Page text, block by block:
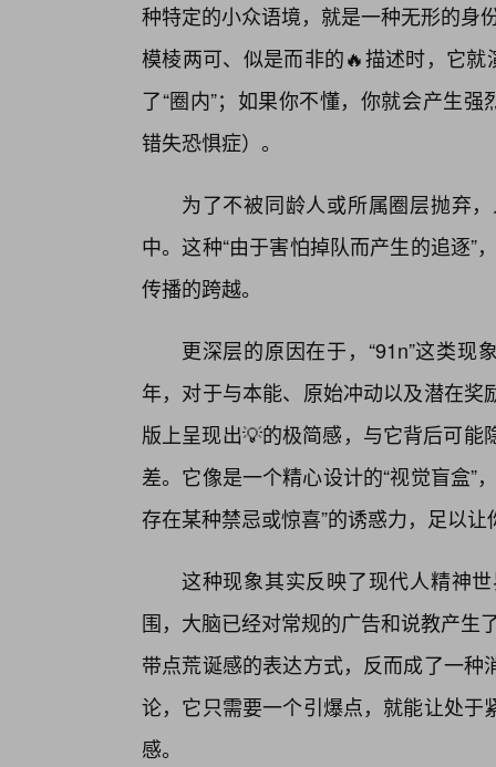
种特定的小众语境，就是一种无形的身
模棱两可、似是而非的🔥描述时，它
了“圈内”；如果你不懂，你就会产生
错失恐惧症）。
为了不被同龄人或所属圈层抛弃
中。这种“由于害怕掉队而产生的追逐”
传播的跨越。
更深层的原因在于，“91n”这类现
年，对于与本能、原始冲动以及潜在
版上呈现出💡的极简感，与它背后可
差。它像是一个精心设计的“视觉盲盒”
存在某种禁忌或惊喜”的诱惑力，足以
这种现象其实反映了现代人精神
围，大脑已经对常规的广告和说教产生
带点荒诞感的表达方式，反而成了一
论，它只需要一个引爆点，就能让处
感。